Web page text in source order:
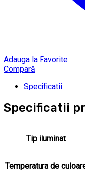
Adauga la Favorite
Compară
Specificatii
Specificatii
Tip iluminat
Temperatura de